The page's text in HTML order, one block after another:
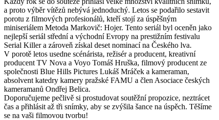
a proto výběr vítězů nebývá jednoduchý. Letos se podařilo sestavit
porotu z filmových profesionálů, kteří stojí za úspěšným
miniseriálem Metoda Markovič: Hojer. Tento seriál byl oceněn jako
nejlepší seriál střední a východní Evropy na prestižním festivalu
Serial Killer a zároveň získal deset nominací na Českého lva.
V porotě letos usedne scénárista, režisér a producent, kreativní
producent TV Nova a Voyo Tomáš Hruška, filmový producent ze
společnosti Blue Hills Pictures Lukáš Mráček a kameraman,
absolvent katedry kamery pražské FAMU a člen Asociace českých
kameramanů Ondřej Belica.
Doporučujeme pečlivě si prostudovat soutěžní propozice, neztrácet
čas a přihlásit až tři snímky, aby se zvýšila šance na úspěch. Těšíme
se na vaši filmovou tvorbu!